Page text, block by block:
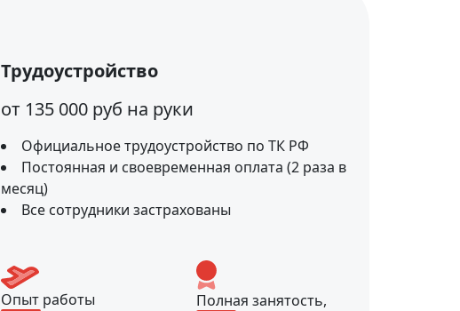
Трудоустройство
от 135 000 руб на руки
Официальное трудоустройство по ТК РФ
Постоянная и своевременная оплата (2 раза в
месяц)
Все сотрудники застрахованы
Опыт работы
Полная занятость,